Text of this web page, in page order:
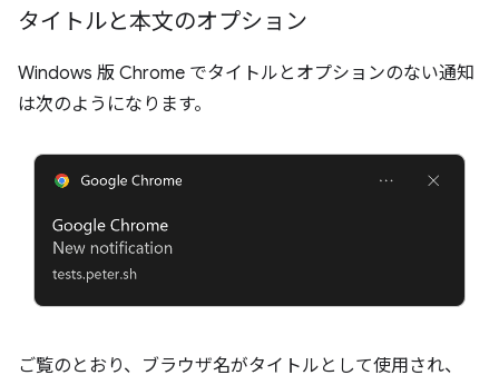
タイトルと本文のオプション
Windows 版 Chrome でタイトルとオプションのない通知
は次のようになります。
ご覧のとおり、ブラウザ名がタイトルとして使用され、